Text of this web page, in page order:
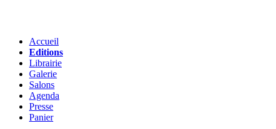
Accueil
Editions
Librairie
Galerie
Salons
Agenda
Presse
Panier